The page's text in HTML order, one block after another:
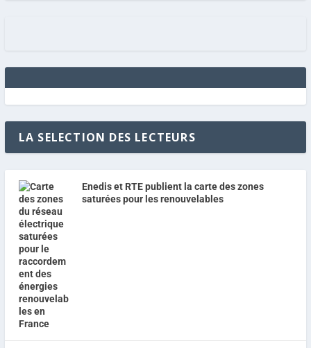
LA SELECTION DES LECTEURS
Enedis et RTE publient la carte des zones
saturées pour les renouvelables